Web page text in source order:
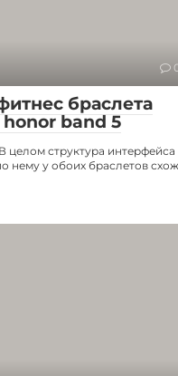
браслета
band 5
целом структура интерфейса
нему у обоих браслетов